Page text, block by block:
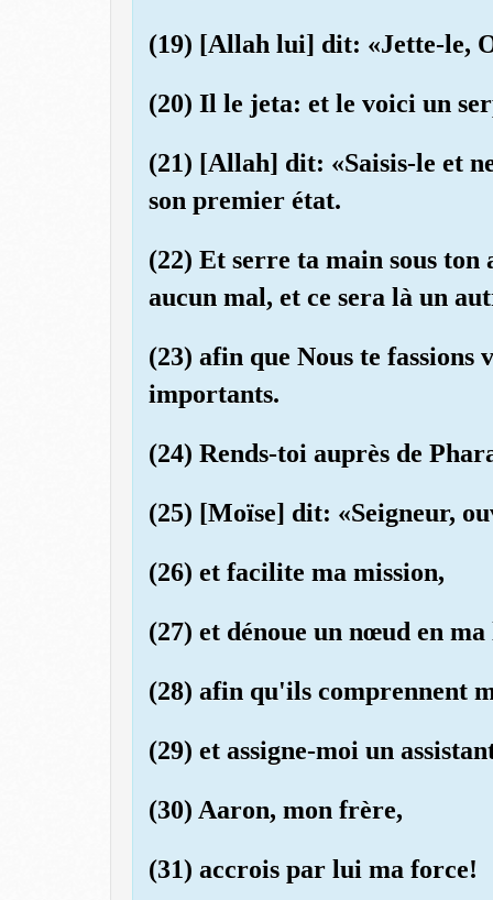
(19) [Allah lui] dit: «Jette-le,
(20) Il le jeta: et le voici un
(21) [Allah] dit: «Saisis-le et
son premier état.
(22) Et serre ta main sous ton
aucun mal, et ce sera là un
(23) afin que Nous te fassions
importants.
(24) Rends-toi auprès de
(25) [Moïse] dit: «Seigneur,
(26) et facilite ma mission,
(27) et dénoue un nœud en ma
(28) afin qu'ils comprennent
(29) et assigne-moi un
(30) Aaron, mon frère,
(31) accrois par lui ma force!